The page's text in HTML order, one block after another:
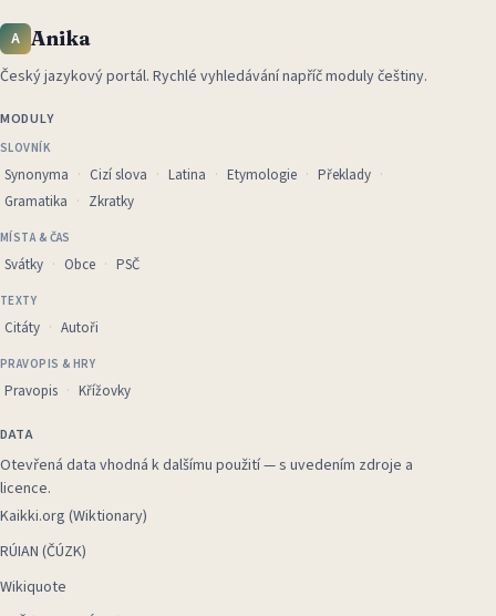
A Anika
Český jazykový portál. Rychlé vyhledávání napříč moduly češtiny.
MODULY
SLOVNÍK
Synonyma Cizí slova Latina Etymologie
Překlady
Gramatika
Zkratky
MÍSTA & ČAS
Svátky Obce PSČ
TEXTY
Citáty Autoři
PRAVOPIS & HRY
Pravopis Křížovky
DATA
Otevřená data vhodná k dalšímu použití — s uvedením zdroje a
licence.
Kaikki.org (Wiktionary)
RÚIAN (ČÚZK)
Wikiquote